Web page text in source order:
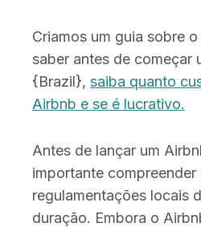
Criamos um guia sobre
saber antes de começar
{Brazil}, saiba quanto
Airbnb e se é lucrativo.
Antes de lançar um
importante compreender
regulamentações locais
duração. Embora o